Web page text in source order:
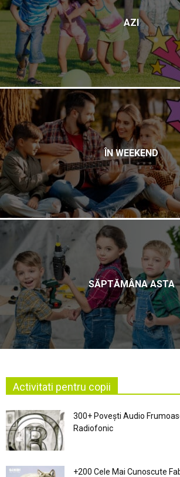
AZI
ÎN WEEKEND
SĂPTĂMÂNA ASTA
Activitati pentru copii
300+ Povești Audio
Radiofonic
+200 Cele Mai Cunoscute